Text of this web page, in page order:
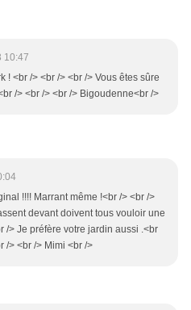
10:47
! <br /> <br /> <br /> Vous êtes sûre
/> <br /> <br /> Bigoudenne<br />
!!!! Marrant même !<br /> <br />
devant doivent tous vouloir une
/> Je préfère votre jardin aussi .<br
/> <br /> Mimi <br />